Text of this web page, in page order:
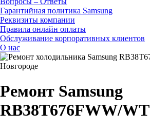
Гарантийная политика Samsung
Реквизиты компании
Правила онлайн оплаты
Обслуживание корпоративных клиентов
О нас
Ремонт Samsung
RB38T676FWW/WT